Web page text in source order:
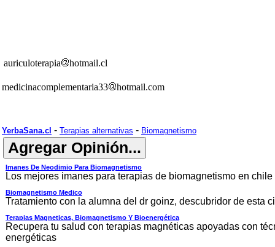
auriculoterapia hotmail.cl
medicinacomplementaria33 hotmail.com
YerbaSana.cl - Terapias alternativas - Biomagnetismo
Imanes De Neodimio Para Biomagnetismo
Los mejores imanes para terapias de biomagnetismo en chile
Biomagnetismo Medico
Tratamiento con la alumna del dr goinz, descubridor de esta
Terapias Magneticas, Biomagnetismo Y Bioenergética
Recupera tu salud con terapias magnéticas apoyadas con
energéticas